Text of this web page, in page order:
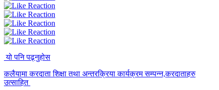
यो पनि पढ्नुहोस
कलैयामा करदाता शिक्षा तथा अन्तरक्रिया कार्यक्रम सम्पन्न,करदाताहरु
उत्साहित